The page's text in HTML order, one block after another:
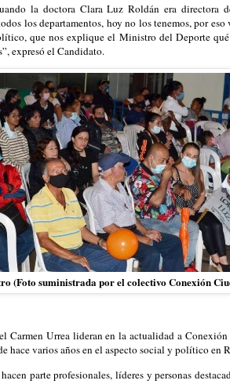
la doctora Clara Luz Roldán era directora
los departamentos, hoy no los tenemos, por eso
que nos explique el Ministro del Deporte
expresó el Candidato.
(Foto suministrada por el colectivo Conexión
Carmen Urrea lideran en la actualidad a
hace varios años en el aspecto social y político en
parte profesionales, líderes y personas